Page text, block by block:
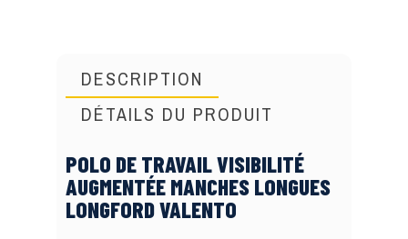
DESCRIPTION
DÉTAILS DU PRODUIT
POLO DE TRAVAIL VISIBILITÉ
AUGMENTÉE MANCHES LONGUES
LONGFORD VALENTO